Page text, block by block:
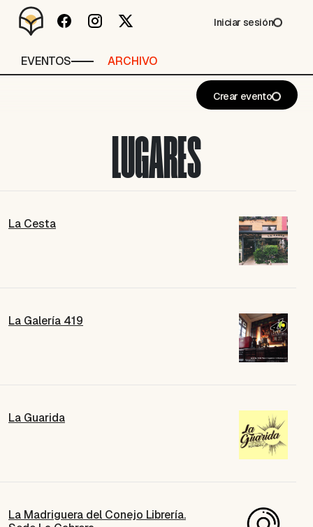
EVENTOS ARCHIVO
Iniciar sesión
Crear evento
LUGARES
La Cesta
La Galería 419
La Guarida
La Madriguera del Conejo Librería.